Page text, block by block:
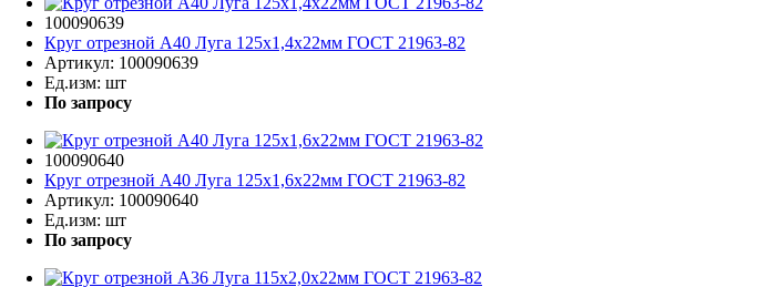
100090639
Круг отрезной A40 Луга 125х1,4х22мм ГОСТ 21963-82
Артикул: 100090639
Ед.изм: шт
По запросу
100090640
Круг отрезной A40 Луга 125х1,6х22мм ГОСТ 21963-82
Артикул: 100090640
Ед.изм: шт
По запросу